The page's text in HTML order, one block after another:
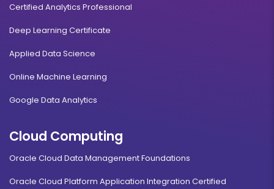
Certified Analytics Professional
Deep Learning Certificate
Applied Data Science
Online Machine Learning
Google Data Analytics
Cloud Computing
Oracle Cloud Data Management Foundations
Oracle Cloud Platform Application Integration Certified